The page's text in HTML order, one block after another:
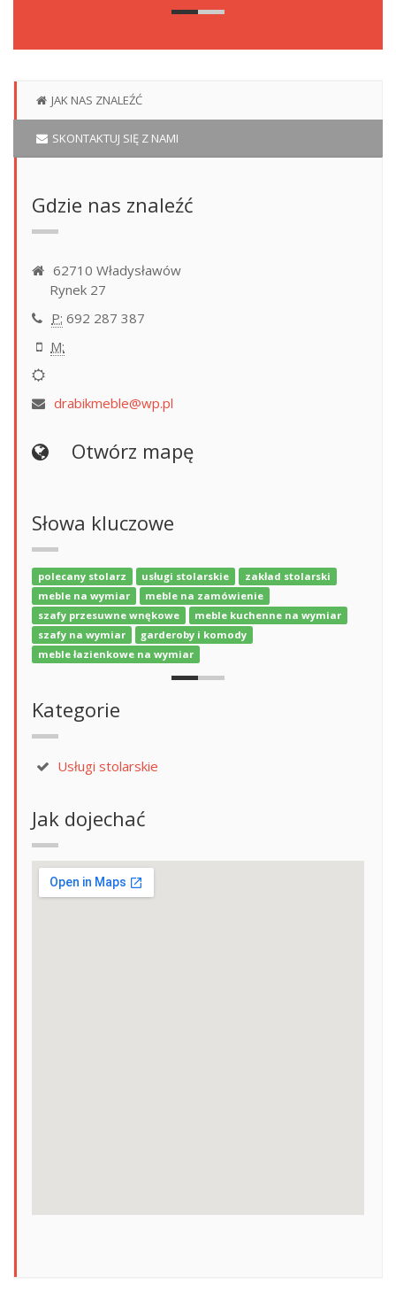
JAK NAS ZNALEŹĆ
SKONTAKTUJ SIĘ Z NAMI
Gdzie nas znaleźć
62710 Władysławów
Rynek 27
P: 692 287 387
M:
drabikmeble@wp.pl
Otwórz mapę
Słowa kluczowe
polecany stolarz usługi stolarskie
zakład stolarski
meble na wymiar
meble na zamówienie
szafy przesuwne wnękowe
meble kuchenne na wymiar
szafy na wymiar
garderoby i komody
meble łazienkowe na wymiar
Kategorie
Usługi stolarskie
Jak dojechać